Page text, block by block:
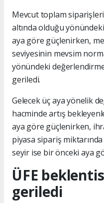
Mevcut toplam
altında olduğu
aya göre güçlenirken,
seviyesinin mevsim
yönündeki
geriledi.
Gelecek üç aya yönelik
hacminde artış
aya göre güçlenirken,
piyasa sipariş
seyir ise bir önceki aya
ÜFE
geriledi